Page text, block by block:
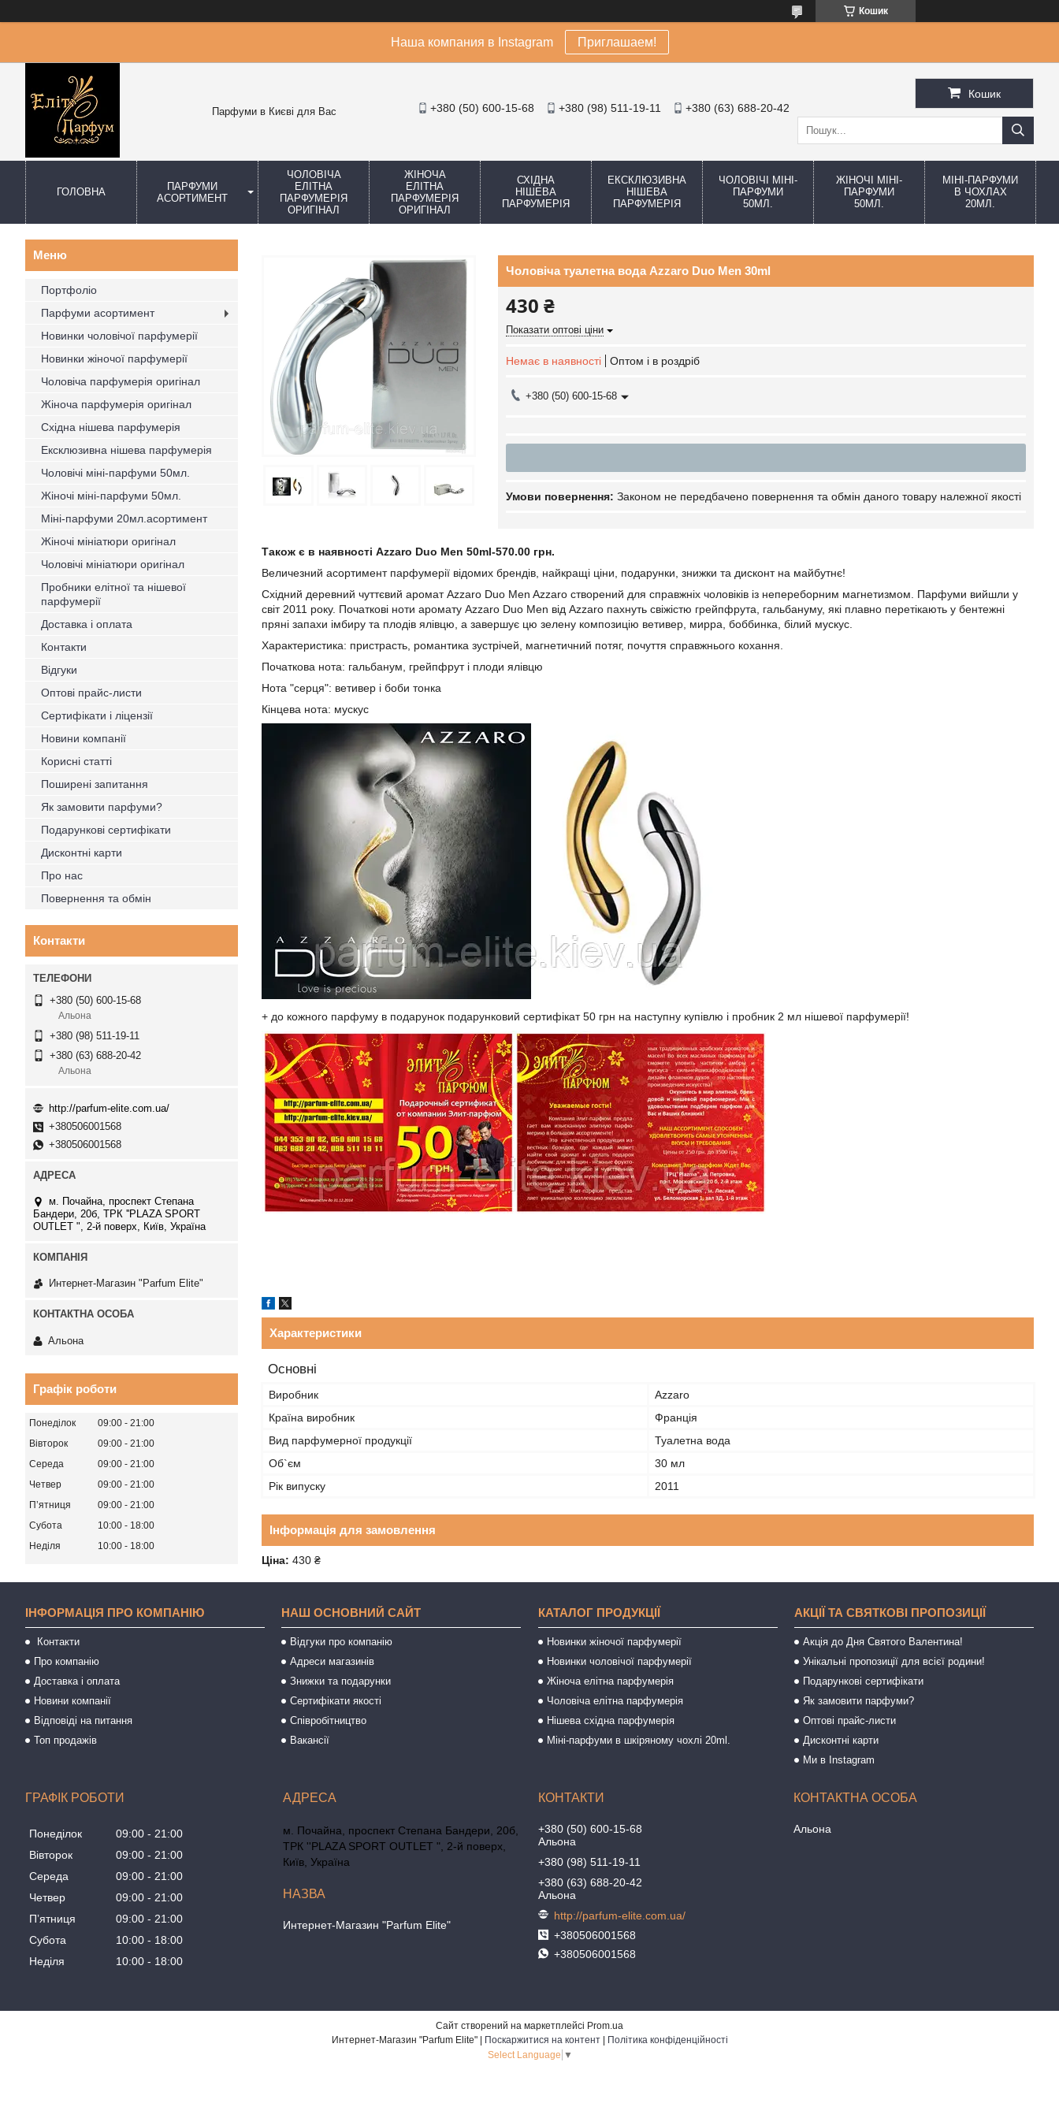
Кошик
Наша компания в Instagram Приглашаем!
Парфуми в Києві для Вас +380 (50) 600-15-68 +380 (98) 511-19-11 +380 (63) 688-20-42
Кошик
ГОЛОВНА
ПАРФУМИ
АСОРТИМЕНТ
ЧОЛОВІЧА
ЕЛІТНА
ПАРФУМЕРІЯ
ОРИГІНАЛ
ЖІНОЧА
ЕЛІТНА
ПАРФУМЕРІЯ
ОРИГІНАЛ
СХІДНА
НІШЕВА
ПАРФУМЕРІЯ
ЕКСКЛЮЗИВНА
НІШЕВА
ПАРФУМЕРІЯ
ЧОЛОВІЧІ МІНІ-
ПАРФУМИ
50МЛ.
ЖІНОЧІ МІНІ-
ПАРФУМИ
50МЛ.
МІНІ-ПАРФУМИ
В ЧОХЛАХ
20МЛ.
Чоловіча туалетна вода Azzaro Duo Men 30ml
430 ₴
Показати оптові ціни
Немає в наявності Оптом і в роздріб
+380 (50) 600-15-68
Законом не передбачено повернення та обмін даного товару належної якості
Також є в наявності Azzaro Duo Men 50ml-570.00 грн.
Величезний асортимент парфумерії відомих брендів, найкращі ціни, подарунки, знижки та дисконт на майбутнє!
Східний деревний чуттєвий аромат Azzaro Duo Men Azzaro створений для справжніх чоловіків із непереборним магнетизмом. Парфуми вийшли у
світ 2011 року. Початкові ноти аромату Azzaro Duo Men від Azzaro пахнуть свіжістю грейпфрута, гальбануму, які плавно перетікають у бентежні
пряні запахи імбиру та плодів ялівцю, а завершує цю зелену композицію ветивер, мирра, боббинка, білий мускус.
Характеристика: пристрасть, романтика зустрічей, магнетичний потяг, почуття справжнього кохання.
Початкова нота: гальбанум, грейпфрут і плоди ялівцю
Нота "серця": ветивер і боби тонка
Кінцева нота: мускус
+ до кожного парфуму в подарунок подарунковий сертифікат 50 грн на наступну купівлю і пробник 2 мл нішевої парфумерії!
Характеристики
Основні
Виробник
Azzaro
Країна виробник
Франція
Вид парфумерної продукції
Туалетна вода
Об`єм
30 мл
Рік випуску
2011
Інформація для замовлення
Ціна: 430 ₴
Портфоліо
Парфуми асортимент
Новинки чоловічої парфумерії
Новинки жіночої парфумерії
Чоловіча парфумерія оригінал
Жіноча парфумерія оригінал
Східна нішева парфумерія
Ексклюзивна нішева парфумерія
Чоловічі міні-парфуми 50мл.
Жіночі міні-парфуми 50мл.
Міні-парфуми 20мл.асортимент
Жіночі мініатюри оригінал
Чоловічі мініатюри оригінал
Пробники елітної та нішевої
парфумерії
Доставка і оплата
Контакти
Відгуки
Оптові прайс-листи
Сертифікати і ліцензії
Новини компанії
Корисні статті
Поширені запитання
Як замовити парфуми?
Подарункові сертифікати
Дисконтні карти
Про нас
Повернення та обмін
Контакти
+380 (50) 600-15-68
Альона
+380 (98) 511-19-11
+380 (63) 688-20-42
Альона
http://parfum-elite.com.ua/
+380506001568
+380506001568
м. Почайна, проспект Степана
Бандери, 20б, ТРК ''PLAZA SPORT
OUTLET ", 2-й поверх, Київ, Україна
Интернет-Магазин "Parfum Elite"
Альона
Графік роботи
Понеділок 09:00
21:00
Вівторок
09:00
21:00
Середа
09:00
21:00
Четвер
09:00
21:00
Пʼятниця
09:00
21:00
Субота
10:00
18:00
Неділя
10:00 18:00
ІНФОРМАЦІЯ ПРО КОМПАНІЮ
Контакти
Про компанію
Доставка і оплата
Новини компанії
Відповіді на питання
Топ продажів
НАШ ОСНОВНИЙ САЙТ
Відгуки про компанію
Адреси магазинів
Знижки та подарунки
Сертифікати якості
Співробітництво
Вакансії
КАТАЛОГ ПРОДУКЦІЇ
Новинки жіночої парфумерії
Новинки чоловічої парфумерії
Жіноча елітна парфумерія
Чоловіча елітна парфумерія
Нішева східна парфумерія
Міні-парфуми в шкіряному чохлі 20ml.
АКЦІЇ ТА СВЯТКОВІ ПРОПОЗИЦІЇ
Акція до Дня Святого Валентина!
Унікальні пропозиції для всієї родини!
Подарункові сертифікати
Як замовити парфуми?
Оптові прайс-листи
Дисконтні карти
Ми в Instagram
ГРАФІК РОБОТИ
Понеділок 09:00
21:00
Вівторок
09:00
21:00
Середа
09:00
21:00
Четвер
09:00
21:00
Пʼятниця
09:00
21:00
Субота
10:00
18:00
Неділя
10:00 18:00
м. Почайна, проспект Степана Бандери, 20б,
ТРК ''PLAZA SPORT OUTLET ", 2-й поверх,
Київ, Україна
Интернет-Магазин "Parfum Elite"
+380 (50) 600-15-68
Альона
+380 (98) 511-19-11
+380 (63) 688-20-42
Альона
http://parfum-elite.com.ua/
+380506001568
+380506001568
Альона
Сайт створений на маркетплейсі Prom.ua
Поскаржитися на контент
Політика конфіденційності
Select Language ▼